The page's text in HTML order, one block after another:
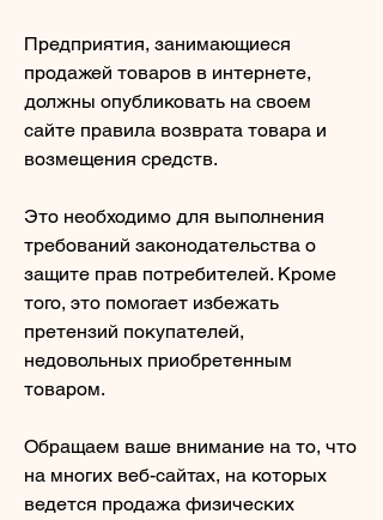
Предприятия, занимающиеся
продажей товаров в интернете,
должны опубликовать на своем
сайте правила возврата товара и
возмещения средств.
Это необходимо для выполнения
требований законодательства о
защите прав потребителей. Кроме
того, это помогает избежать
претензий покупателей,
недовольных приобретенным
товаром.
Обращаем ваше внимание на то, что
на многих веб-сайтах, на которых
ведется продажа физических